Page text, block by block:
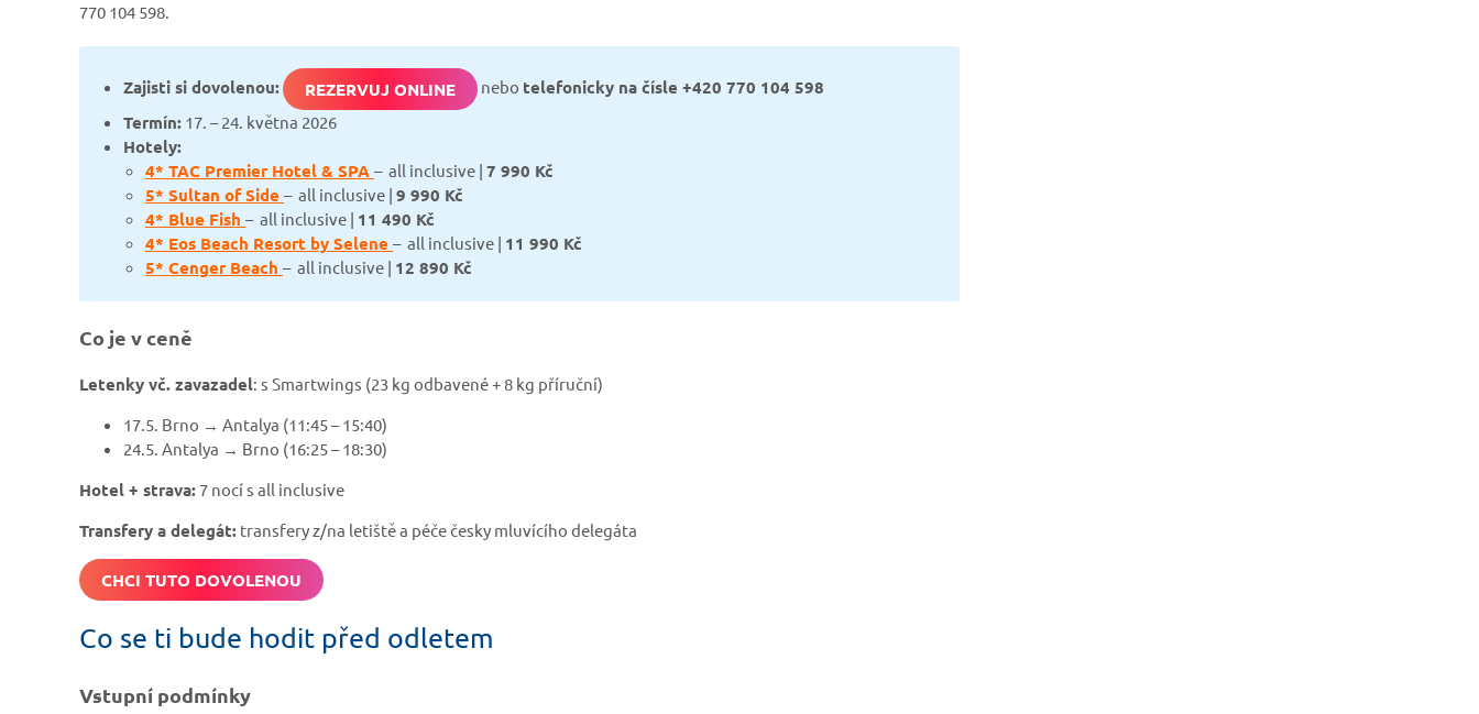
770 104 598.
Zajisti si dovolenou: REZERVUJ ONLINE nebo telefonicky na čísle +420 770 104 598
Termín: 17. – 24. května 2026
Hotely:
4* TAC Premier Hotel & SPA – all inclusive | 7 990 Kč
5* Sultan of Side – all inclusive | 9 990 Kč
4* Blue Fish – all inclusive | 11 490 Kč
4* Eos Beach Resort by Selene – all inclusive | 11 990 Kč
5* Cenger Beach – all inclusive | 12 890 Kč
Co je v ceně
Letenky vč. zavazadel: s Smartwings (23 kg odbavené + 8 kg příruční)
17.5. Brno → Antalya (11:45 – 15:40)
24.5. Antalya → Brno (16:25 – 18:30)
Hotel + strava: 7 nocí s all inclusive
Transfery a delegát: transfery z/na letiště a péče česky mluvícího delegáta
CHCI TUTO DOVOLENOU
Co se ti bude hodit před odletem
Vstupní podmínky